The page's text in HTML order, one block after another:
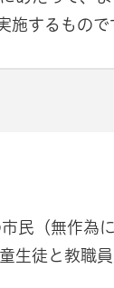
施するもので
民（無作為
徒と教職員